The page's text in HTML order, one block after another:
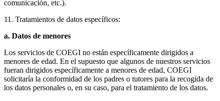
comunicación, etc.).
11. Tratamientos de datos específicos:
a. Datos de menores
Los servicios de COEGI no están específicamente dirigidos a
menores de edad. En el supuesto que algunos de nuestros servicios
fueran dirigidos específicamente a menores de edad, COEGI
solicitaría la conformidad de los padres o tutores para la recogida de
los datos personales o, en su caso, para el tratamiento de los datos.